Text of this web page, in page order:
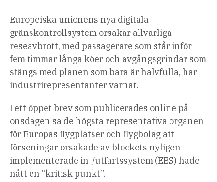
Europeiska unionens nya digitala
gränskontrollsystem orsakar allvarliga
reseavbrott, med passagerare som står inför
fem timmar långa köer och avgångsgrindar som
stängs med planen som bara är halvfulla, har
industrirepresentanter varnat.
I ett öppet brev som publicerades online på
onsdagen sa de högsta representativa organen
för Europas flygplatser och flygbolag att
förseningar orsakade av blockets nyligen
implementerade in-/utfartssystem (EES) hade
nått en ”kritisk punkt”.